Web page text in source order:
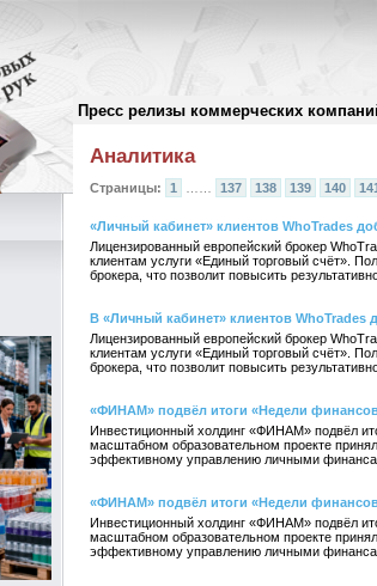
Пресс релизы коммерческих
Архив пресс-релизов//
Аналитика
Страницы: 1 137 138 139 140
«Личный кабинет» клиентов WhoTrades
Лицензированный европейский брокер
клиентам услуги «Единый торговый счёт».
брокера, что позволит повысить
В «Личный кабинет» клиентов WhoTrades
Лицензированный европейский брокер
клиентам услуги «Единый торговый счёт».
брокера, что позволит повысить
«ФИНАМ» подвёл итоги «Недели
Инвестиционный холдинг «ФИНАМ» подвёл
масштабном образовательном проекте
эффективному управлению личными
«ФИНАМ» подвёл итоги «Недели
Инвестиционный холдинг «ФИНАМ» подвёл
масштабном образовательном проекте
эффективному управлению личными